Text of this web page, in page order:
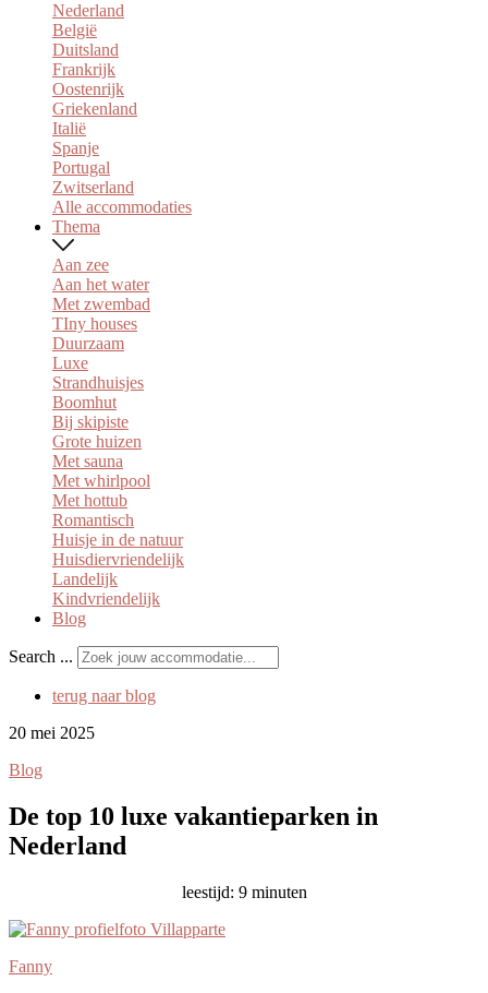
Nederland
België
Duitsland
Frankrijk
Oostenrijk
Griekenland
Italië
Spanje
Portugal
Zwitserland
Alle accommodaties
Thema
Aan zee
Aan het water
Met zwembad
TIny houses
Duurzaam
Luxe
Strandhuisjes
Boomhut
Bij skipiste
Grote huizen
Met sauna
Met whirlpool
Met hottub
Romantisch
Huisje in de natuur
Huisdiervriendelijk
Landelijk
Kindvriendelijk
Blog
Search ...
terug naar blog
20 mei 2025
Blog
De top 10 luxe vakantieparken in
Nederland
leestijd: 9 minuten
Fanny